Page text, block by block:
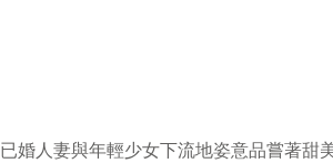
已婚人妻與年輕少女下流地姿意品嘗著甜